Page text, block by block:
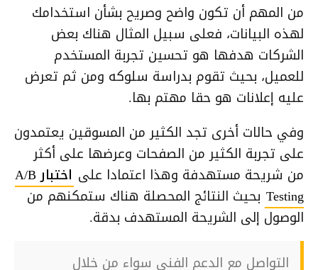
من المهم أن تكون واضح وصريح بشأن استخدامك
لهذه البيانات، فعلى سبيل المثال هناك بعض
الشركات هدفها هو تحسين تجربة المستخدم
للعميل، بحيث تقوم بدراسة سلوكه ومن ثم تعرض
عليه إعلانات هو حقا مهتم بها.
وفي حالات أخرى تجد الكثير من المسوقين يعتمدون
على تجربة الكثير من الصفحات وعرضها على أكثر
من شريحة مستهدفة وهذا اعتمادا على
اختبار A/B
Testing بحيث النتائج المحصلة هناك ستمكنهم من
الوصول إلى الشريحة المستهدف بدقة.
التواصل مع الدعم الفني سواء من خلال